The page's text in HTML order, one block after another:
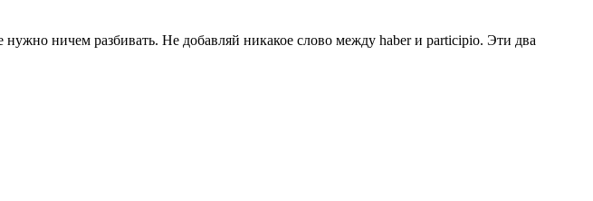
ничем разбивать. Не добавляй никакое слово между haber и participio. Эти два